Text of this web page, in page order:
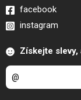
facebook
instagram
Získejte slevy,